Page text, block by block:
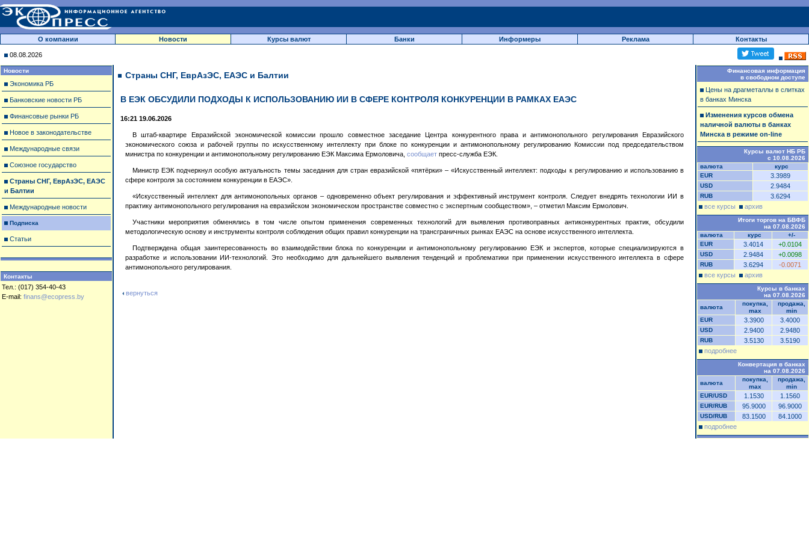
О компании Новости Курсы валют Банки Информеры Реклама Контакты
08.08.2026
Новости
Экономика РБ
Банковские новости РБ
Финансовые рынки РБ
Новое в законодательстве
Международные связи
Союзное государство
Страны СНГ, ЕврАзЭС, ЕАЭС
и Балтии
Международные новости
Подписка
Статьи
Контакты
Тел.: (017) 354-40-43
E-mail: finans@ecopress.by
Страны СНГ, ЕврАзЭС, ЕАЭС и Балтии
В ЕЭК ОБСУДИЛИ ПОДХОДЫ К ИСПОЛЬЗОВАНИЮ ИИ В СФЕРЕ КОНТРОЛЯ КОНКУРЕНЦИИ В РАМКАХ ЕАЭС
16:21 19.06.2026
В штаб-квартире Евразийской экономической комиссии прошло совместное заседание Центра конкурентного права и антимонопольного регулирования Евразийского
экономического союза и рабочей группы по искусственному интеллекту при блоке по конкуренции и антимонопольному регулированию Комиссии под председательством
министра по конкуренции и антимонопольному регулированию ЕЭК Максима Ермоловича, сообщает пресс-служба ЕЭК.
Министр ЕЭК подчеркнул особую актуальность темы заседания для стран евразийской «пятёрки» – «Искусственный интеллект: подходы к регулированию и использованию в
сфере контроля за состоянием конкуренции в ЕАЭС».
«Искусственный интеллект для антимонопольных органов – одновременно объект регулирования и эффективный инструмент контроля. Следует внедрять технологии ИИ в
практику антимонопольного регулирования на евразийском экономическом пространстве совместно с экспертным сообществом», – отметил Максим Ермолович.
Участники мероприятия обменялись в том числе опытом применения современных технологий для выявления противоправных антиконкурентных практик, обсудили
методологическую основу и инструменты контроля соблюдения общих правил конкуренции на трансграничных рынках ЕАЭС на основе искусственного интеллекта.
Подтверждена общая заинтересованность во взаимодействии блока по конкуренции и антимонопольному регулированию ЕЭК и экспертов, которые специализируются в
разработке и использовании ИИ-технологий. Это необходимо для дальнейшего выявления тенденций и проблематики при применении искусственного интеллекта в сфере
антимонопольного регулирования.
вернуться
Финансовая информация
в свободном доступе
Цены на драгметаллы в слитках
в банках Минска
Изменения курсов обмена
наличной валюты в банках
Минска в режиме on-line
Курсы валют НБ РБ
с 10.08.2026
валюта
курс
EUR
3.3989
USD 2.9484
RUB
3.6294
все курсы
архив
Итоги торгов на БВФБ
на 07.08.2026
валюта
курс
+/-
EUR
3.4014 +0.0104
USD 2.9484 +0.0098
RUB 3.6294
-0.0071
все курсы
архив
Курсы в банках
на 07.08.2026
валюта
покупка,
max
продажа,
min
EUR
3.3900 3.4000
USD 2.9400 2.9480
RUB 3.5130
3.5190
подробнее
Конвертация в банках
на 07.08.2026
валюта
покупка,
max
продажа,
min
EUR/USD
1.1530 1.1560
EUR/RUB 95.9000 96.9000
USD/RUB 83.1500
84.1000
подробнее